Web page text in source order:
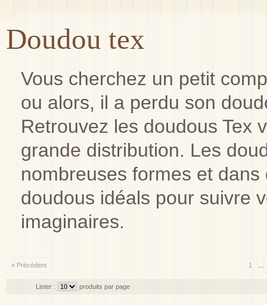
Doudou tex
Vous cherchez un petit
ou alors, il a perdu son
Retrouvez les doudous Tex
grande distribution. Les
nombreuses formes et
doudous idéals pour suivre
imaginaires.
« Précédent 1 ...
Lister : produits par page